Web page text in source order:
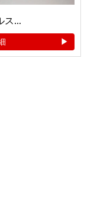
ス...